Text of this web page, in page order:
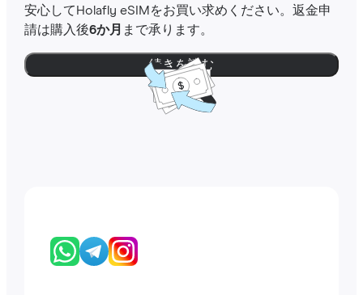
安心してHolafly eSIMをお買い求めください。返金申
請は購入後6か月 まで承ります。
続きを読む